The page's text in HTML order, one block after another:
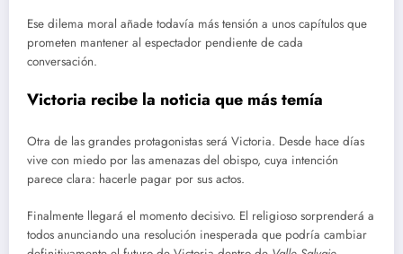
Ese dilema moral añade todavía más tensión a unos capítulos que
prometen mantener al espectador pendiente de cada
conversación.
Victoria recibe la noticia que más temía
Otra de las grandes protagonistas será Victoria. Desde hace días
vive con miedo por las amenazas del obispo, cuya intención
parece clara: hacerle pagar por sus actos.
Finalmente llegará el momento decisivo. El religioso sorprenderá a
todos anunciando una resolución inesperada que podría cambiar